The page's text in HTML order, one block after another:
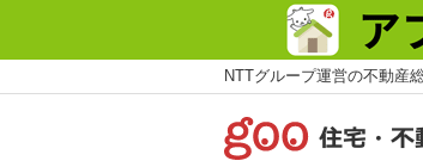
NTTグループ運営の不動産